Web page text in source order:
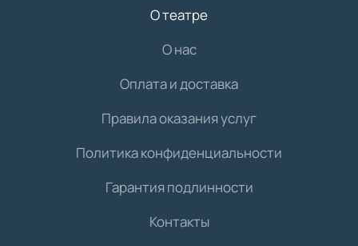
О театре
О нас
Оплата и доставка
Правила оказания услуг
Политика конфиденциальности
Гарантия подлинности
Контакты